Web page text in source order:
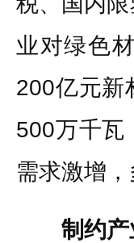
业对绿色
200亿元新
500万千瓦
需求激增
制约